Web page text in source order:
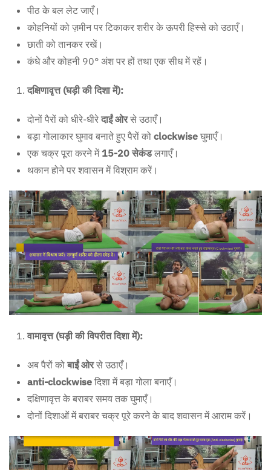
पीठ के बल लेट जाएँ।
कोहनियों को ज़मीन पर टिकाकर शरीर के ऊपरी हिस्से को उठाएँ।
छाती को तानकर रखें।
कंधे और कोहनी 90° अंश पर हों तथा एक सीध में रहें।
दक्षिणावृत्त (घड़ी की दिशा में):
दोनों पैरों को धीरे-धीरेदाईं ओरसे उठाएँ।
बड़ा गोलाकार घुमाव बनाते हुए पैरों को clockwise घुमाएँ।
एक चक्र पूरा करने में15-20 सेकंडलगाएँ।
थकान होने पर शवासन में विश्राम करें।
वामावृत्त (घड़ी की विपरीत दिशा में):
अब पैरों कोबाईं ओरसे उठाएँ।
anti-clockwise दिशा में बड़ा गोला बनाएँ।
दक्षिणावृत्त के बराबर समय तक घुमाएँ।
दोनों दिशाओं में बराबर चक्र पूरे करने के बाद शवासन में आराम करें।